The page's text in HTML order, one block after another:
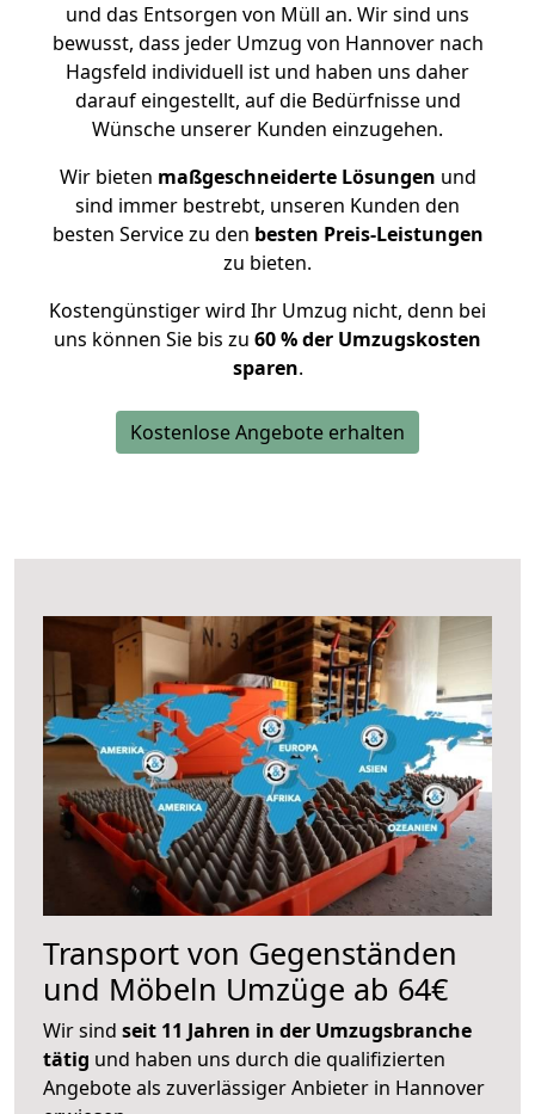
und das Entsorgen von Müll an. Wir sind uns
bewusst, dass jeder Umzug von Hannover nach
Hagsfeld individuell ist und haben uns daher
darauf eingestellt, auf die Bedürfnisse und
Wünsche unserer Kunden einzugehen.
Wir bieten maßgeschneiderte Lösungen und
sind immer bestrebt, unseren Kunden den
besten Service zu den besten Preis-Leistungen
zu bieten.
Kostengünstiger wird Ihr Umzug nicht, denn bei
uns können Sie bis zu 60 % der Umzugskosten
sparen.
Kostenlose Angebote erhalten
Transport von Gegenständen
und Möbeln Umzüge ab 64€
Wir sind seit 11 Jahren in der Umzugsbranche
tätig und haben uns durch die qualifizierten
Angebote als zuverlässiger Anbieter in Hannover